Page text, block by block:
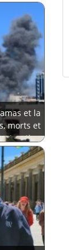
et la
morts et